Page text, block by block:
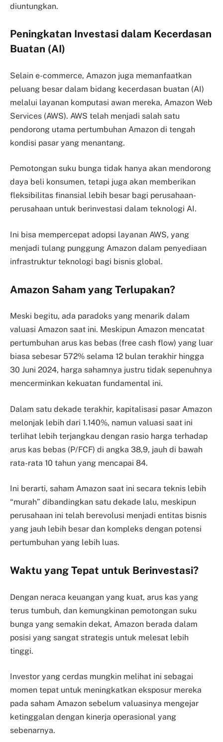
diuntungkan.
Peningkatan Investasi dalam Kecerdasan
Buatan (AI)
Selain e-commerce, Amazon juga memanfaatkan
peluang besar dalam bidang kecerdasan buatan (AI)
melalui layanan komputasi awan mereka, Amazon Web
Services (AWS). AWS telah menjadi salah satu
pendorong utama pertumbuhan Amazon di tengah
kondisi pasar yang menantang.
Pemotongan suku bunga tidak hanya akan mendorong
daya beli konsumen, tetapi juga akan memberikan
fleksibilitas finansial lebih besar bagi perusahaan-
perusahaan untuk berinvestasi dalam teknologi AI.
Ini bisa mempercepat adopsi layanan AWS, yang
menjadi tulang punggung Amazon dalam penyediaan
infrastruktur teknologi bagi bisnis global.
Amazon Saham yang Terlupakan?
Meski begitu, ada paradoks yang menarik dalam
valuasi Amazon saat ini. Meskipun Amazon mencatat
pertumbuhan arus kas bebas (free cash flow) yang luar
biasa sebesar 572% selama 12 bulan terakhir hingga
30 Juni 2024, harga sahamnya justru tidak sepenuhnya
mencerminkan kekuatan fundamental ini.
Dalam satu dekade terakhir, kapitalisasi pasar Amazon
melonjak lebih dari 1.140%, namun valuasi saat ini
terlihat lebih terjangkau dengan rasio harga terhadap
arus kas bebas (P/FCF) di angka 38,9, jauh di bawah
rata-rata 10 tahun yang mencapai 84.
Ini berarti, saham Amazon saat ini secara teknis lebih
“murah” dibandingkan satu dekade lalu, meskipun
perusahaan ini telah berevolusi menjadi entitas bisnis
yang jauh lebih besar dan kompleks dengan potensi
pertumbuhan yang lebih luas.
Waktu yang Tepat untuk Berinvestasi?
Dengan neraca keuangan yang kuat, arus kas yang
terus tumbuh, dan kemungkinan pemotongan suku
bunga yang semakin dekat, Amazon berada dalam
posisi yang sangat strategis untuk melesat lebih
tinggi.
Investor yang cerdas mungkin melihat ini sebagai
momen tepat untuk meningkatkan eksposur mereka
pada saham Amazon sebelum valuasinya mengejar
ketinggalan dengan kinerja operasional yang
sebenarnya.